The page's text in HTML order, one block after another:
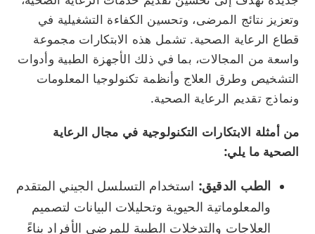
وتعزيز نتائج المرضى، وتحسين الكفاءة التشغيلية في
قطاع الرعاية الصحية. تشمل هذه الابتكارات مجموعة
واسعة من المجالات، بما في ذلك الأجهزة الطبية وأدوات
التشخيص وطرق العلاج وأنظمة تكنولوجيا المعلومات
ونماذج تقديم الرعاية الصحية.
من أمثلة الابتكارات التكنولوجية في مجال الرعاية
الصحية ما يلي:
الطب الدقيق: استخدام التسلسل الجيني المتقدم
والمعلوماتية الحيوية وتحليلات البيانات لتصميم
العلاجات والتدخلات الطبية للمرضى الأفراد بناءً